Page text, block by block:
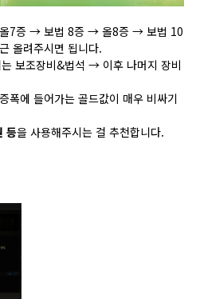
올7증 → 보법 8증 → 올8증 → 보법 10
올려주시면 됩니다.
보조장비&법석 → 이후 나머지 장비
폭에 들어가는 골드값이 매우 비싸기
등을 사용해주시는 걸 추천합니다.